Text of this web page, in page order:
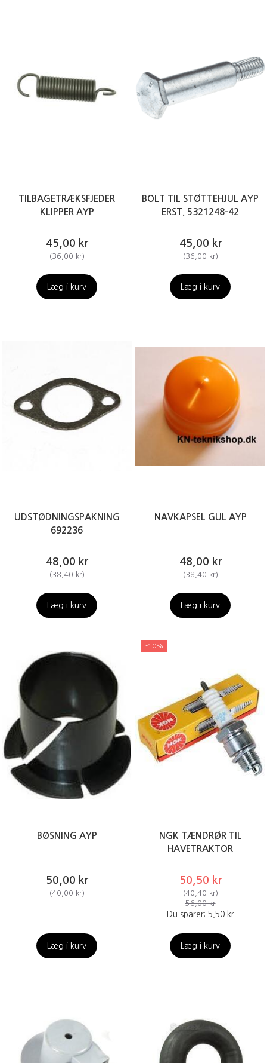
TILBAGETRÆKSFJEDER
KLIPPER AYP
45,00 kr
(36,00 kr)
Læg i kurv
BOLT TIL STØTTEHJUL AYP
ERST. 5321248-42
45,00 kr
(36,00 kr)
Læg i kurv
UDSTØDNINGSPAKNING
692236
48,00 kr
(38,40 kr)
Læg i kurv
NAVKAPSEL GUL AYP
48,00 kr
(38,40 kr)
Læg i kurv
BØSNING AYP
50,00 kr
(40,00 kr)
Læg i kurv
-10%
NGK TÆNDRØR TIL
HAVETRAKTOR
50,50 kr
(40,40 kr)
56,00 kr
Du sparer: 5,50 kr
Læg i kurv